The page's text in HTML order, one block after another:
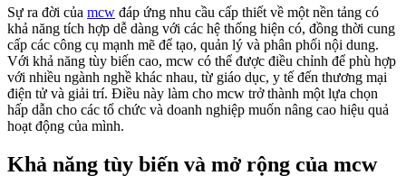
Sự ra đời của mcw đáp ứng nhu cầu cấp thiết về một nền tảng có
khả năng tích hợp dễ dàng với các hệ thống hiện có, đồng thời cung
cấp các công cụ mạnh mẽ để tạo, quản lý và phân phối nội dung.
Với khả năng tùy biến cao, mcw có thể được điều chỉnh để phù hợp
với nhiều ngành nghề khác nhau, từ giáo dục, y tế đến thương mại
điện tử và giải trí. Điều này làm cho mcw trở thành một lựa chọn
hấp dẫn cho các tổ chức và doanh nghiệp muốn nâng cao hiệu quả
hoạt động của mình.
Khả năng tùy biến và mở rộng của mcw